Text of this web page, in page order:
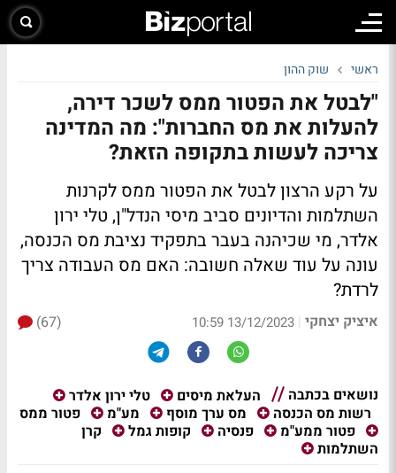
ראשי שוק ההון
"לבטל את הפטור ממס לשכר דירה,
להעלות את מס החברות": מה המדינה
צריכה לעשות בתקופה הזאת?
על רקע הרצון לבטל את הפטור ממס לקרנות
השתלמות והדיונים סביב מיסי הנדל"ן, טלי ירון
אלדר, מי שכיהנה בעבר בתפקיד נציבת מס הכנסה,
עונה על עוד שאלה חשובה: האם מס העבודה צריך
לרדת?
איציק יצחקי |
13/12/2023 10:59
(67)
נושאים בכתבה העלאת מיסים
טלי ירון אלדר
רשות מס הכנסה
מס ערך מוסף מע"מ
פטור ממס
פטור ממע"מ
פנסיה קופות גמל
קרן
השתלמות